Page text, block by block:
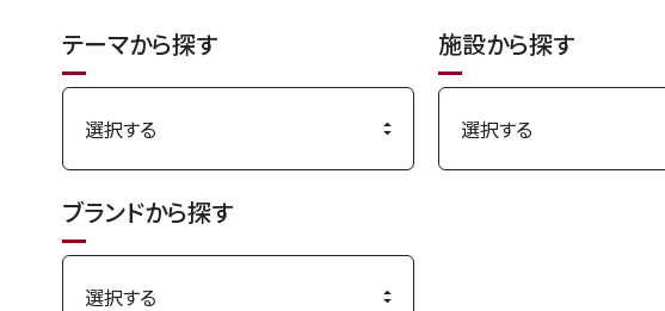
テーマから探す 施設から探す
ブランドから探す